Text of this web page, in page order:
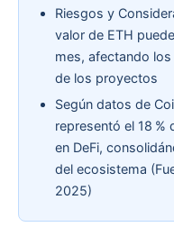
Riesgos y
valor de ETH
mes, afectando
de los proyectos
Según datos de
representó el 18 %
en DeFi,
del ecosistema
2025)